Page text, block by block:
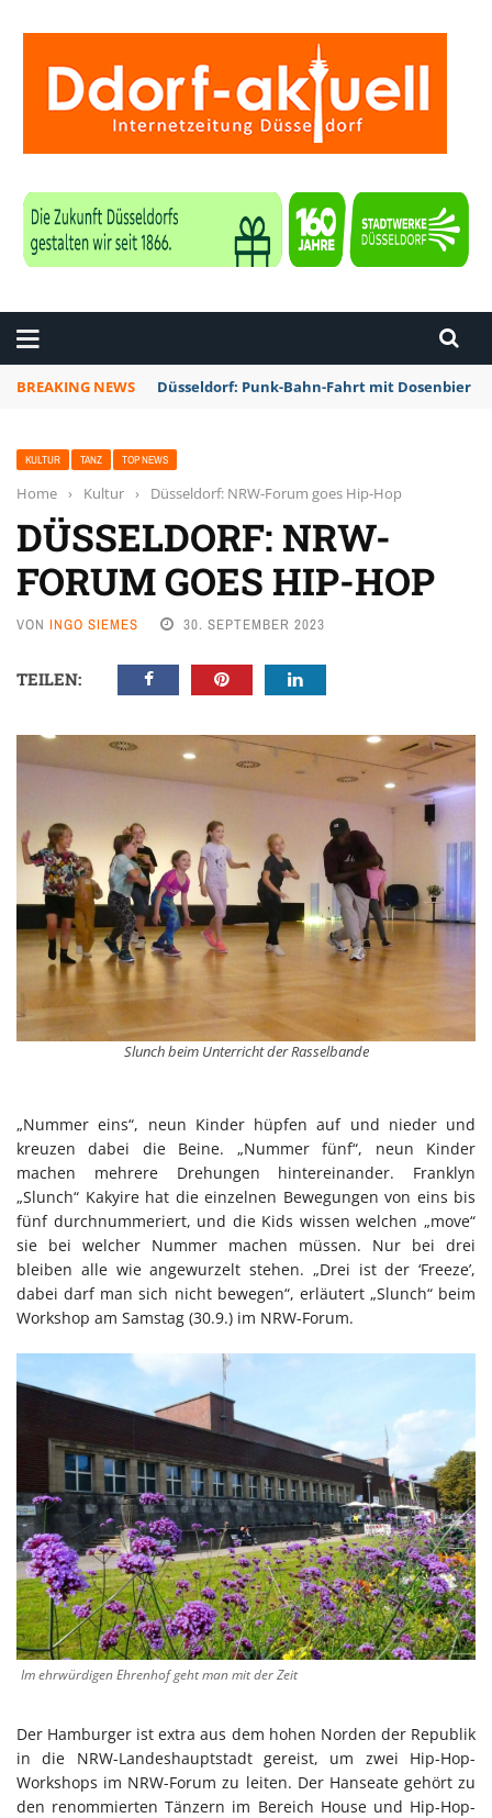
BREAKING NEWS Düsseldorf: Punk-Bahn-Fahrt mit Dosenbier
KULTUR TANZ TOP NEWS
Home › Kultur › Düsseldorf: NRW-Forum goes Hip-Hop
DÜSSELDORF: NRW-
FORUM GOES HIP-HOP
VON INGO SIEMES 30. SEPTEMBER 2023
TEILEN:
Slunch beim Unterricht der Rasselbande
„Nummer eins“, neun Kinder hüpfen auf und nieder und
kreuzen dabei die Beine. „Nummer fünf“, neun Kinder
machen mehrere Drehungen hintereinander. Franklyn
„Slunch“ Kakyire hat die einzelnen Bewegungen von eins bis
fünf durchnummeriert, und die Kids wissen welchen „move“
sie bei welcher Nummer machen müssen. Nur bei drei
bleiben alle wie angewurzelt stehen. „Drei ist der ‘Freeze’,
dabei darf man sich nicht bewegen“, erläutert „Slunch“ beim
Workshop am Samstag (30.9.) im NRW-Forum.
Im ehrwürdigen Ehrenhof geht man mit der Zeit
Der Hamburger ist extra aus dem hohen Norden der Republik
in die NRW-Landeshauptstadt gereist, um zwei Hip-Hop-
Workshops im NRW-Forum zu leiten. Der Hanseate gehört zu
den renommierten Tänzern im Bereich House und Hip-Hop-